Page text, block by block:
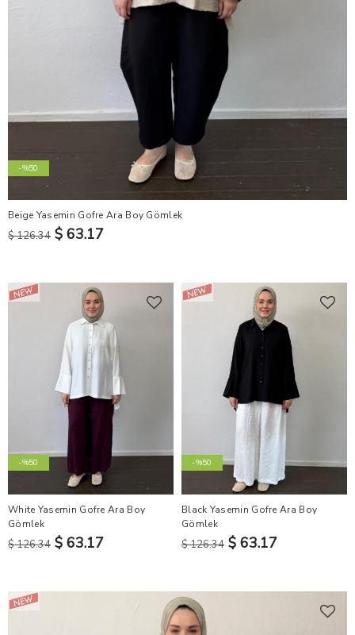
-%50
Beige Yasemin Gofre Ara Boy Gömlek
$ 126.34 $ 63.17
-%50
White Yasemin Gofre Ara Boy
Gömlek
$ 126.34 $ 63.17
-%50
Black Yasemin Gofre Ara Boy
Gömlek
$ 126.34 $ 63.17